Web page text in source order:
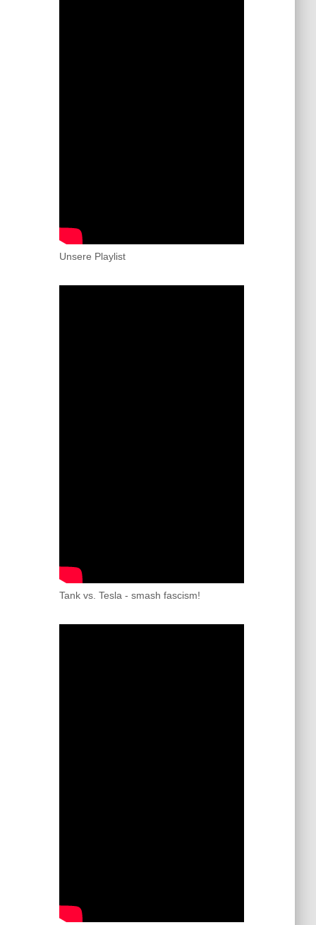
Unsere Playlist
Tank vs. Tesla - smash fascism!